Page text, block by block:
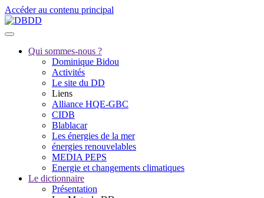
Accéder au contenu principal
Qui sommes-nous ?
Dominique Bidou
Activités
Le site du DD
Liens
Alliance HQE-GBC
CIDB
Blablacar
Les énergies de la mer
énergies renouvelables
MEDIA PEPS
Energie et changements climatiques
Le dictionnaire
Présentation